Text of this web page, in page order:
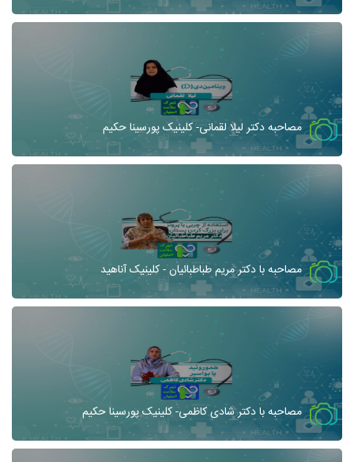
مصاحبه دکتر لیلا لقمانی- کلینیک پورسینا حکیم
مصاحبه با دکتر مریم طباطبائیان - کلینیک آناهید
مصاحبه با دکتر شادی کاظمی- کلینیک پورسینا حکیم